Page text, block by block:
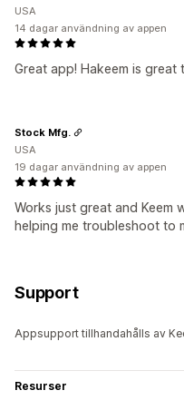
Great app! Hakeem is great
USA
14 dagar användning av appen
Works just great and Keem
helping me troubleshoot to
Stock Mfg.
USA
19 dagar användning av appen
Support
Appsupport tillhandahålls av
Resurser